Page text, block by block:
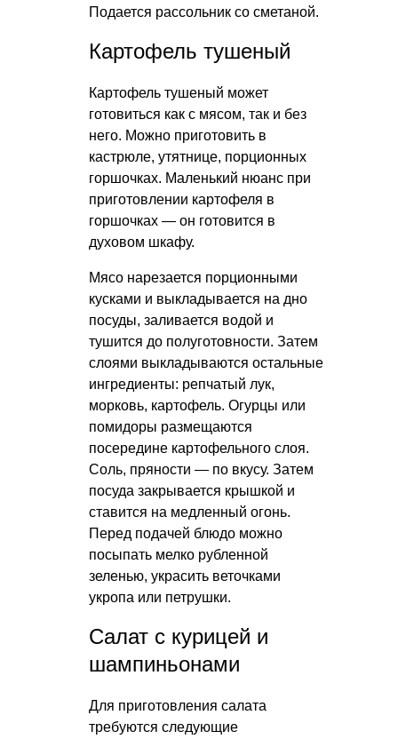
Подается рассольник со сметаной.
Картофель тушеный
Картофель тушеный может
готовиться как с мясом, так и без
него. Можно приготовить в
кастрюле, утятнице, порционных
горшочках. Маленький нюанс при
приготовлении картофеля в
горшочках — он готовится в
духовом шкафу.
Мясо нарезается порционными
кусками и выкладывается на дно
посуды, заливается водой и
тушится до полуготовности. Затем
слоями выкладываются остальные
ингредиенты: репчатый лук,
морковь, картофель. Огурцы или
помидоры размещаются
посередине картофельного слоя.
Соль, пряности — по вкусу. Затем
посуда закрывается крышкой и
ставится на медленный огонь.
Перед подачей блюдо можно
посыпать мелко рубленной
зеленью, украсить веточками
укропа или петрушки.
Салат с курицей и
шампиньонами
Для приготовления салата
требуются следующие